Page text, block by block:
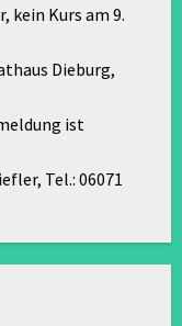
kein Kurs am 9.
Dieburg,
ist
Tel.: 06071